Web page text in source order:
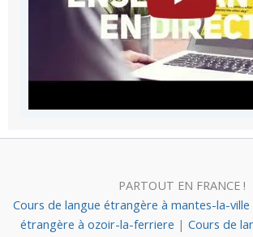
PARTOUT EN FRANCE !
Cours de langue étrangère à mantes-la-ville
étrangère à ozoir-la-ferriere | Cours de